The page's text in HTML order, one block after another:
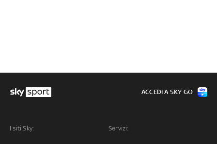
I siti Sky: Servizi:
ACCEDI A SKY GO